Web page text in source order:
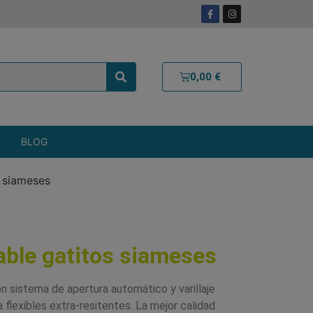
0,00 €
BLOG
gatitos siameses
sistema de apertura automático y varillaje
flexibles extra-resitentes. La mejor calidad